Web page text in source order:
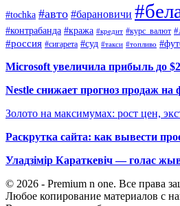
#tochka #авто #барановичи
#контрабанда #кража #кредит #курс_валют
#россия #сигарета #суд #такси #топливо
Microsoft увеличила прибыль до
Nestle снижает прогноз продаж на
Золото на максимумах: рост цен,
Раскрутка сайта: как вывести
Уладзімір Караткевіч — голас
© 2026 - Premium n one. Все права
Любое копирование материалов с